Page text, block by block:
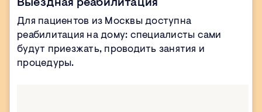
Выездная реабилитация
Для пациентов из Москвы доступна
реабилитация на дому: специалисты сами
будут приезжать, проводить занятия и
процедуры.